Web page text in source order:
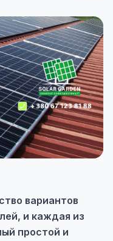
вариантов
и каждая из
простой и